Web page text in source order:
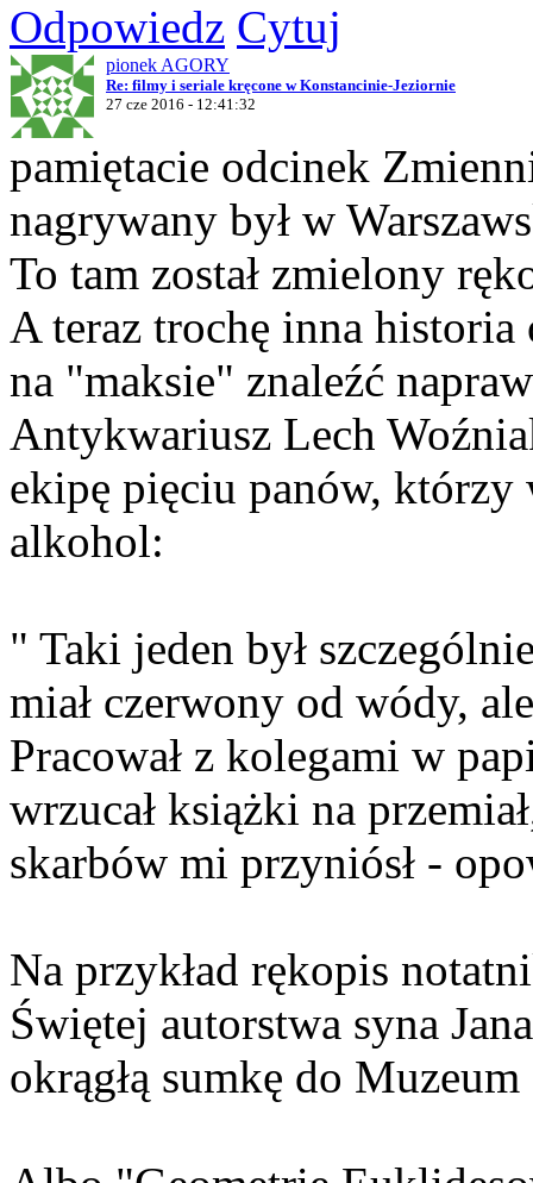
Odpowiedz Cytuj
pionek AGORY
Re: filmy i seriale kręcone w Konstancinie-Jeziornie
27 cze 2016 - 12:41:32
pamiętacie odcinek
nagrywany był w
To tam został zmielony
A teraz trochę inna
na "maksie" znaleźć
Antykwariusz Lech
ekipę pięciu panów,
alkohol:
" Taki jeden był
miał czerwony od wódy,
Pracował z kolegami w
wrzucał książki na
skarbów mi przyniósł -
Na przykład rękopis
Świętej autorstwa syna
okrągłą sumkę do